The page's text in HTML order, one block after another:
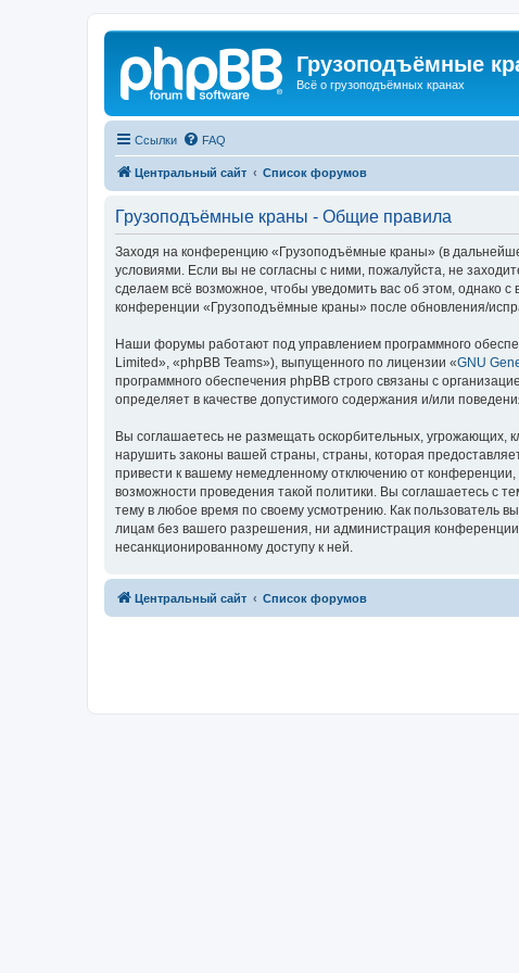
Грузоподъёмные
Всё о грузоподъёмных кранах
Ссылки FAQ
Центральный сайт Список форумов
Грузоподъёмные краны - Общие правила
Заходя на конференцию «Грузоподъёмные краны» (в
условиями. Если вы не согласны с ними, пожалуйста, не
сделаем всё возможное, чтобы уведомить вас об этом, однако
конференции «Грузоподъёмные краны» после обновления/
Наши форумы работают под управлением программного
Limited», «phpBB Teams»), выпущенного по лицензии «GNU
программного обеспечения phpBB строго связаны с
определяет в качестве допустимого содержания и/или
Вы соглашаетесь не размещать оскорбительных, угрожающих,
нарушить законы вашей страны, страны, которая
привести к вашему немедленному отключению от
возможности проведения такой политики. Вы соглашаетесь с
тему в любое время по своему усмотрению. Как пользователь
лицам без вашего разрешения, ни администрация
несанкционированному доступу к ней.
Центральный сайт Список форумов